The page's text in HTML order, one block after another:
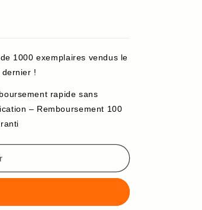
1000 exemplaires vendus le
dernier !
rapide sans
– Remboursement 100